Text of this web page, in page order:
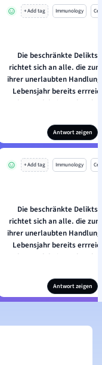
+ Add tag Immunology
Die beschränkte
richtet sich an alle. die
ihrer unerlaubten
Lebensjahr bereits
aber noch keine
Antwort zeigen
+ Add tag Immunology
Die beschränkte
richtet sich an alle. die
ihrer unerlaubten
Lebensjahr bereits
aber noch keine
Antwort zeigen